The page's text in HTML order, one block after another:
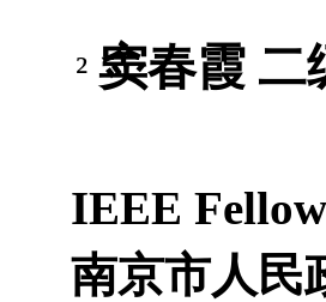
² 窦春霞 二
IEEE Fellow
南京市人民